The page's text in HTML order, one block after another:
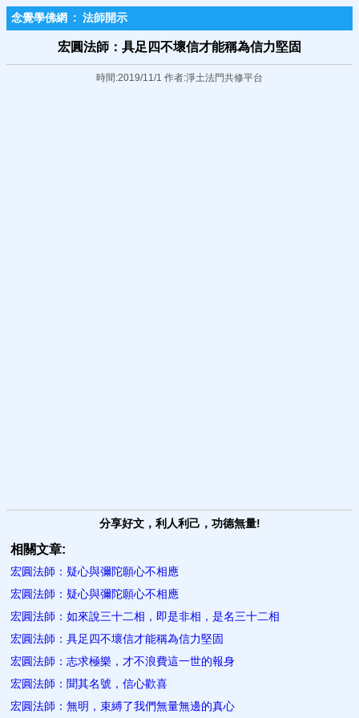
念覺學佛網 : 法師開示
宏圓法師：具足四不壞信才能稱為信力堅固
時間:2019/11/1 作者:淨土法門共修平台
分享好文，利人利己，功德無量!
相關文章:
宏圓法師：疑心與彌陀願心不相應
宏圓法師：疑心與彌陀願心不相應
宏圓法師：如來說三十二相，即是非相，是名三十二相
宏圓法師：具足四不壞信才能稱為信力堅固
宏圓法師：志求極樂，才不浪費這一世的報身
宏圓法師：聞其名號，信心歡喜
宏圓法師：無明，束縛了我們無量無邊的真心